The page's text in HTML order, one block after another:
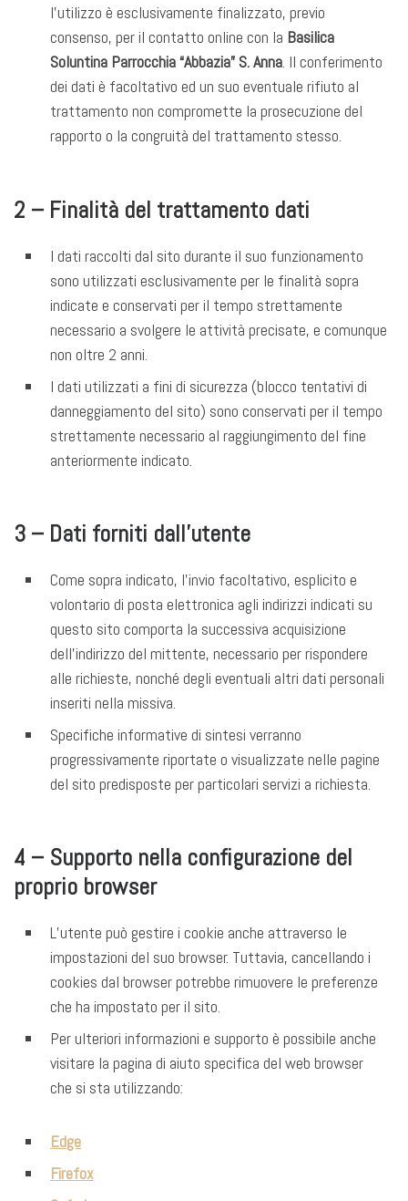
l’utilizzo è esclusivamente finalizzato, previo
consenso, per il contatto online con la Basilica
Soluntina Parrocchia “Abbazia” S. Anna. Il conferimento
dei dati è facoltativo ed un suo eventuale rifiuto al
trattamento non compromette la prosecuzione del
rapporto o la congruità del trattamento stesso.
2 – Finalità del trattamento dati
I dati raccolti dal sito durante il suo funzionamento
sono utilizzati esclusivamente per le finalità sopra
indicate e conservati per il tempo strettamente
necessario a svolgere le attività precisate, e comunque
non oltre 2 anni.
I dati utilizzati a fini di sicurezza (blocco tentativi di
danneggiamento del sito) sono conservati per il tempo
strettamente necessario al raggiungimento del fine
anteriormente indicato.
3 – Dati forniti dall’utente
Come sopra indicato, l’invio facoltativo, esplicito e
volontario di posta elettronica agli indirizzi indicati su
questo sito comporta la successiva acquisizione
dell’indirizzo del mittente, necessario per rispondere
alle richieste, nonché degli eventuali altri dati personali
inseriti nella missiva.
Specifiche informative di sintesi verranno
progressivamente riportate o visualizzate nelle pagine
del sito predisposte per particolari servizi a richiesta.
4 – Supporto nella configurazione del
proprio browser
L’utente può gestire i cookie anche attraverso le
impostazioni del suo browser. Tuttavia, cancellando i
cookies dal browser potrebbe rimuovere le preferenze
che ha impostato per il sito.
Per ulteriori informazioni e supporto è possibile anche
visitare la pagina di aiuto specifica del web browser
che si sta utilizzando:
Edge
Firefox